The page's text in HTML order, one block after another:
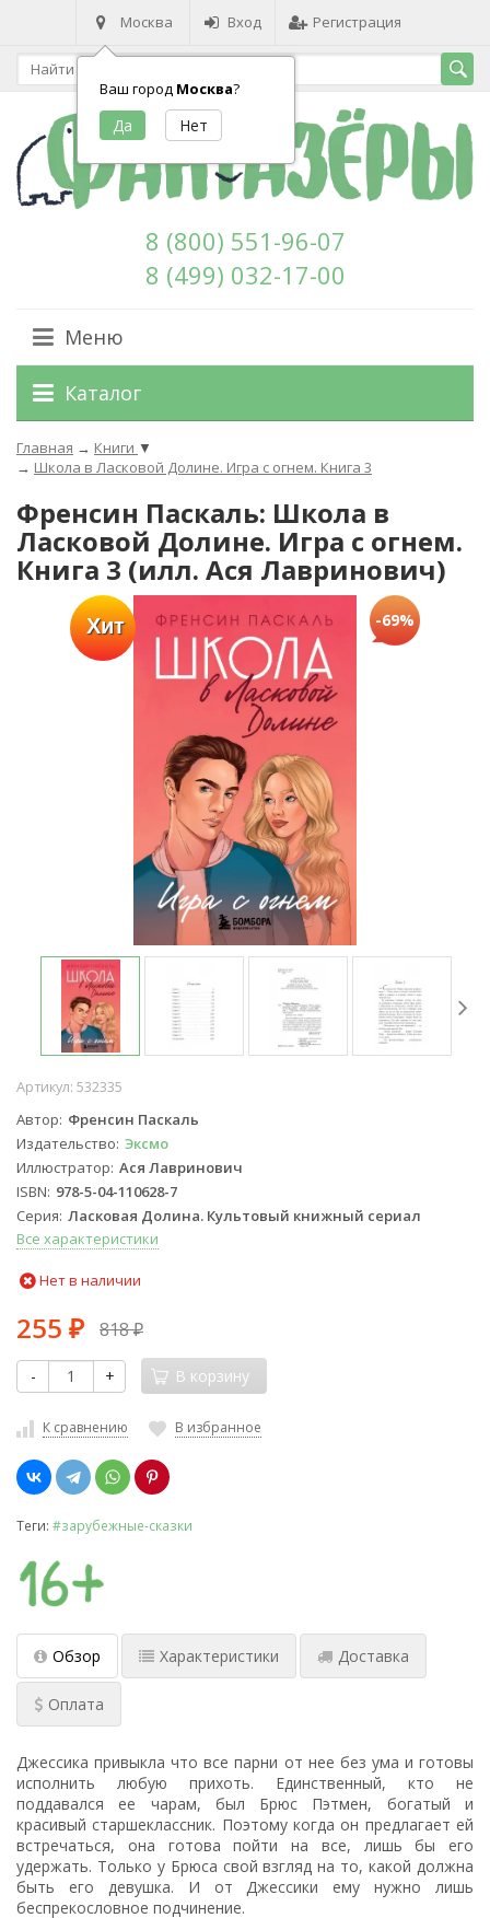
Москва
Ваш город Москва?
Вход Регистрация
8 (800) 551-96-07
8 (499) 032-17-00
Меню
Каталог
Главная → Книги ▼
→ Школа в Ласковой Долине. Игра с огнем. Книга 3
Френсин Паскаль: Школа в
Ласковой Долине. Игра с огнем.
Книга 3 (илл. Ася Лавринович)
Хит -69%
Артикул: 532335
Автор Френсин Паскаль
Издательство Эксмо
Иллюстратор Ася Лавринович
ISBN 978-5-04-110628-7
Серия Ласковая Долина. Культовый книжный сериал
Все характеристики
Нет в наличии
255 ₽ 818₽
- + В корзину
К сравнению В избранное
Теги: #зарубежные-сказки
Обзор Характеристики Доставка
Оплата
Джессика привыкла что все парни от нее без ума и готовы
исполнить любую прихоть. Единственный, кто не
поддавался ее чарам, был Брюс Пэтмен, богатый и
красивый старшеклассник. Поэтому когда он предлагает ей
встречаться, она готова пойти на все, лишь бы его
удержать. Только у Брюса свой взгляд на то, какой должна
быть его девушка. И от Джессики ему нужно лишь
беспрекословное подчинение.